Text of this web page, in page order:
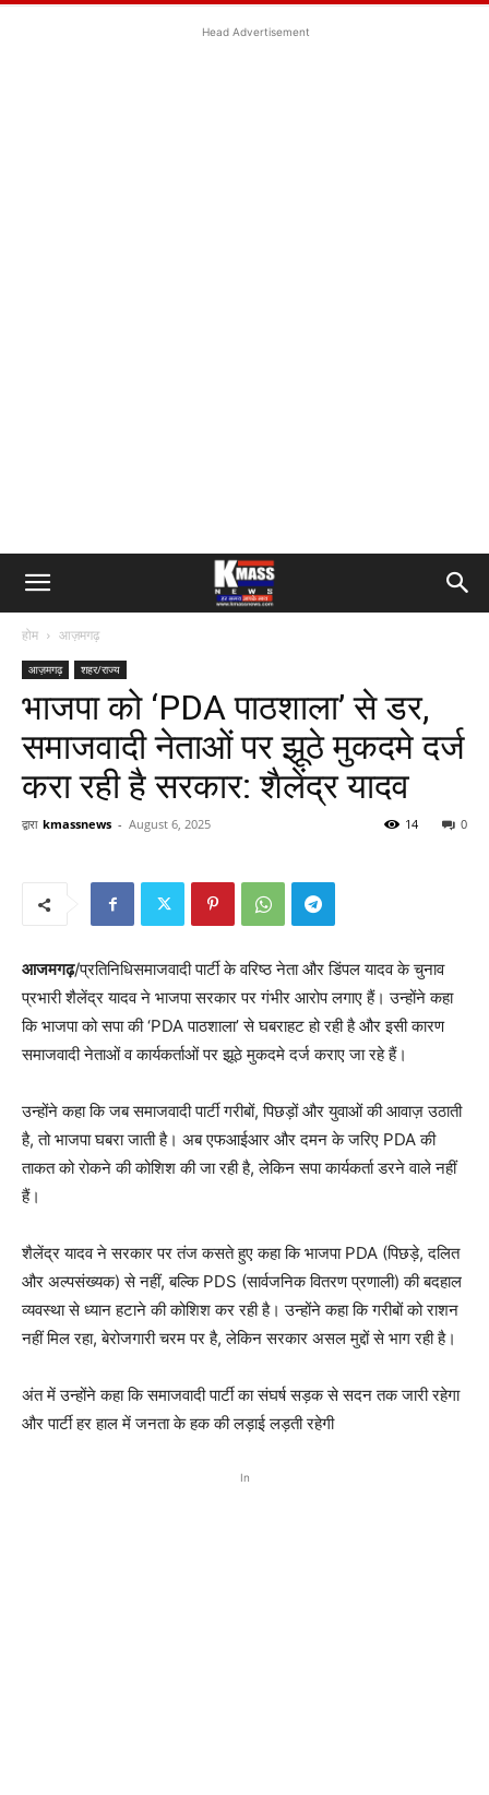
Head Advertisement
होम आज़मगढ़
आज़मगढ़ शहर/राज्य
भाजपा को ‘PDA पाठशाला’ से डर,
समाजवादी नेताओं पर झूठे मुकदमे दर्ज
करा रही है सरकार: शैलेंद्र यादव
द्वारा kmassnews - August 6, 2025 0
14
आजमगढ़/प्रतिनिधिसमाजवादी पार्टी के वरिष्ठ नेता और डिंपल यादव के चुनाव
प्रभारी शैलेंद्र यादव ने भाजपा सरकार पर गंभीर आरोप लगाए हैं। उन्होंने कहा
कि भाजपा को सपा की ‘PDA पाठशाला’ से घबराहट हो रही है और इसी कारण
समाजवादी नेताओं व कार्यकर्ताओं पर झूठे मुकदमे दर्ज कराए जा रहे हैं।
उन्होंने कहा कि जब समाजवादी पार्टी गरीबों, पिछड़ों और युवाओं की आवाज़ उठाती
है, तो भाजपा घबरा जाती है। अब एफआईआर और दमन के जरिए PDA की
ताकत को रोकने की कोशिश की जा रही है, लेकिन सपा कार्यकर्ता डरने वाले नहीं
हैं।
शैलेंद्र यादव ने सरकार पर तंज कसते हुए कहा कि भाजपा PDA (पिछड़े, दलित
और अल्पसंख्यक) से नहीं, बल्कि PDS (सार्वजनिक वितरण प्रणाली) की बदहाल
व्यवस्था से ध्यान हटाने की कोशिश कर रही है। उन्होंने कहा कि गरीबों को राशन
नहीं मिल रहा, बेरोजगारी चरम पर है, लेकिन सरकार असल मुद्दों से भाग रही है।
अंत में उन्होंने कहा कि समाजवादी पार्टी का संघर्ष सड़क से सदन तक जारी रहेगा
और पार्टी हर हाल में जनता के हक की लड़ाई लड़ती रहेगी
In